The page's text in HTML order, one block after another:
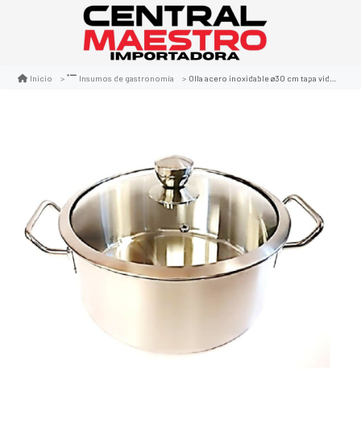
Inicio Insumos de gastronomía Olla acero inoxidable ø30 cm tapa vidrio